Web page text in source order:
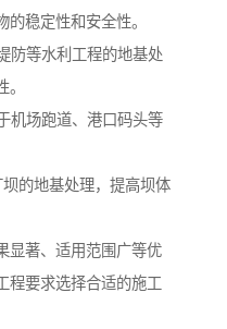
稳定性和安全性。
防等水利工程的地基处
机场跑道、港口码头等
的地基处理，提高坝体
显著、适用范围广等优
程要求选择合适的施工